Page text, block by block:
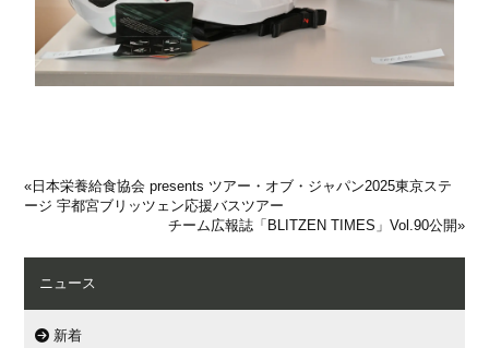
«日本栄養給食協会 presents ツアー・オブ・ジャパン2025東京ステ
ージ 宇都宮ブリッツェン応援バスツアー
チーム広報誌「BLITZEN TIMES」Vol.90公開»
ニュース
新着